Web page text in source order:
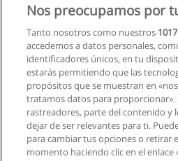
Nos preocupamos por
Tanto nosotros como nuestros 1017
accedemos a datos personales,
identificadores únicos, en tu
estarás permitiendo que las
propósitos que se muestran en
tratamos datos para proporcionar».
rastreadores, parte del contenido y
dejar de ser relevantes para ti.
para cambiar tus opciones o retirar
momento haciendo clic en el enlace